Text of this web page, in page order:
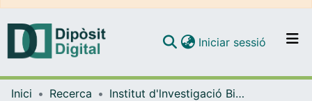
Navega per tot el DD
Iniciar sessió (current)
Inici Recerca
Institut d'lnvestigació Biomèdica de Bellvitge (IDIBELL)